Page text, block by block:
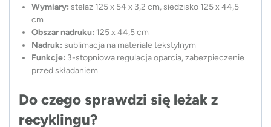
Wymiary: stelaż 125 x 54 x 3,2 cm, siedzisko 125 x 44,5
cm
Obszar nadruku: 125 x 44,5 cm
Nadruk: sublimacja na materiale tekstylnym
Funkcje: 3-stopniowa regulacja oparcia, zabezpieczenie
przed składaniem
Do czego sprawdzi się leżak z
recyklingu?